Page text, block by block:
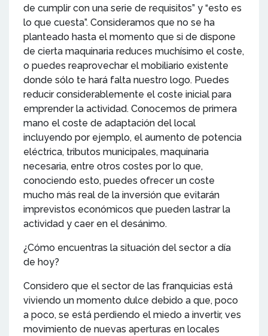
de cumplir con una serie de requisitos” y “esto es
lo que cuesta”. Consideramos que no se ha
planteado hasta el momento que si de dispone
de cierta maquinaria reduces muchísimo el coste,
o puedes reaprovechar el mobiliario existente
donde sólo te hará falta nuestro logo. Puedes
reducir considerablemente el coste inicial para
emprender la actividad. Conocemos de primera
mano el coste de adaptación del local
incluyendo por ejemplo, el aumento de potencia
eléctrica, tributos municipales, maquinaria
necesaria, entre otros costes por lo que,
conociendo esto, puedes ofrecer un coste
mucho más real de la inversión que evitarán
imprevistos económicos que pueden lastrar la
actividad y caer en el desánimo.
¿Cómo encuentras la situación del sector a día
de hoy?
Considero que el sector de las franquicias está
viviendo un momento dulce debido a que, poco
a poco, se está perdiendo el miedo a invertir, ves
movimiento de nuevas aperturas en locales